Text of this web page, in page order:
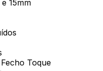
15mm
Toque